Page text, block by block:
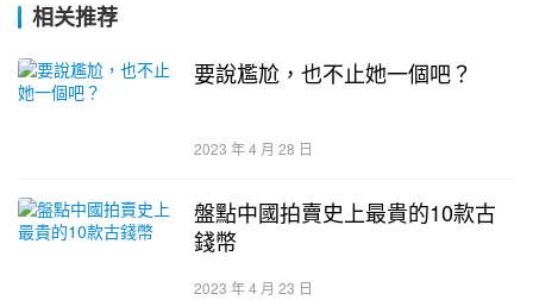
相关推荐
要說尷尬，也不止她一個吧？
2023 年 4 月 28 日
盤點中國拍賣史上最貴的10款古
錢幣
2023 年 4 月 23 日